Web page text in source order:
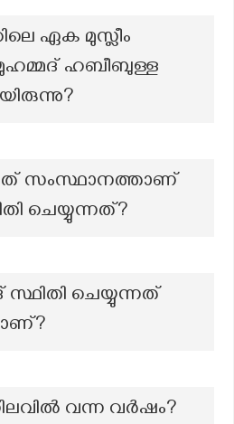
ഏക മുസ്ലീം
മുഹമ്മദ് ഹബീബുള്ള
സംസ്ഥാനത്താണ്
ചെയ്യുന്നത്?
ചെയ്യുന്നത്
വന്ന വർഷം?